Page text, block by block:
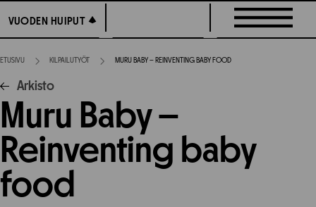
suoraan
sisältöön
VUODEN HUIPUT
VUODEN HUIPUT
ETUSIVU KILPAILUTYÖT MURU BABY – REINVENTING BABY FOOD
Arkisto
Muru Baby –
Reinventing baby
food